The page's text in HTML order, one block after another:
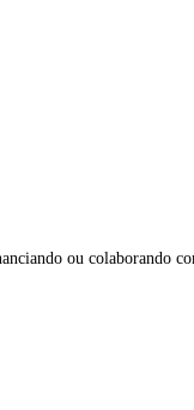
ou colaborando